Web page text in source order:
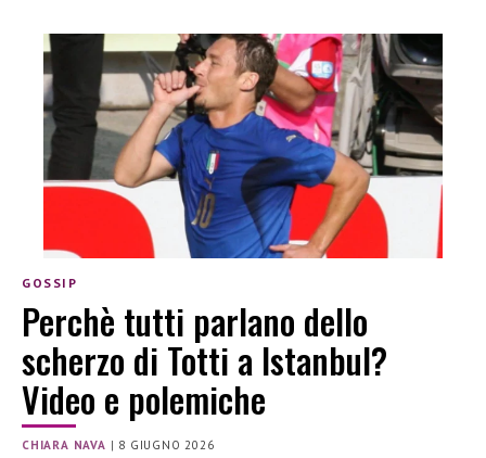
GOSSIP
Perchè tutti parlano dello
scherzo di Totti a Istanbul?
Video e polemiche
CHIARA NAVA | 8 GIUGNO 2026